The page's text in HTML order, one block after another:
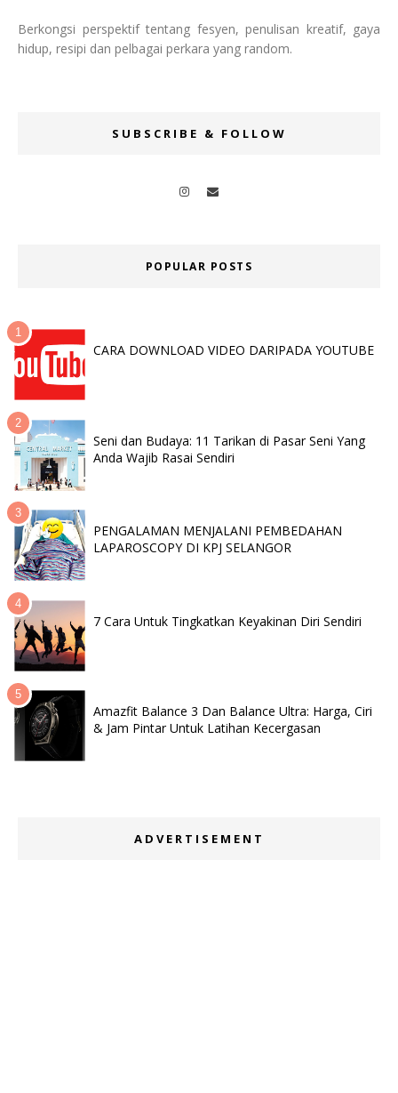
Berkongsi perspektif tentang fesyen, penulisan kreatif, gaya
hidup, resipi dan pelbagai perkara yang random.
SUBSCRIBE & FOLLOW
POPULAR POSTS
CARA DOWNLOAD VIDEO DARIPADA YOUTUBE
Seni dan Budaya: 11 Tarikan di Pasar Seni Yang
Anda Wajib Rasai Sendiri
PENGALAMAN MENJALANI PEMBEDAHAN
LAPAROSCOPY DI KPJ SELANGOR
7 Cara Untuk Tingkatkan Keyakinan Diri Sendiri
Amazfit Balance 3 Dan Balance Ultra: Harga, Ciri
& Jam Pintar Untuk Latihan Kecergasan
ADVERTISEMENT